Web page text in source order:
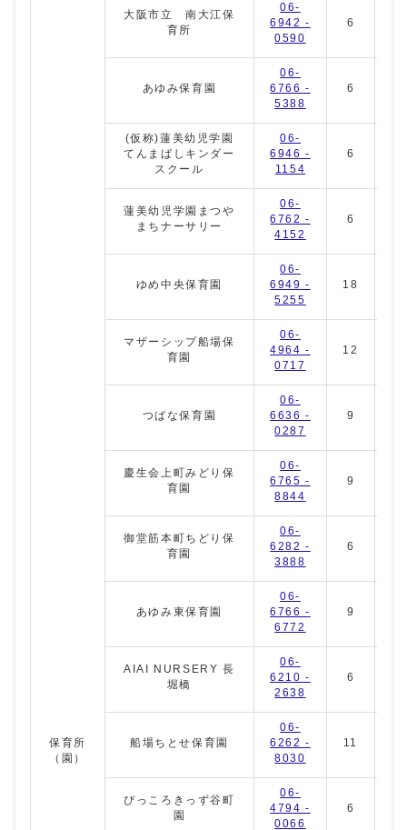
保育所
（園）
大阪市立 南大江保
育所
06-
6942 -
0590
6
あゆみ保育園
06-
6766 -
5388
6
(仮称)蓮美幼児学園
てんまばしキンダー
スクール
06-
6946 -
1154
6
蓮美幼児学園まつや
まちナーサリー
06-
6762 -
4152
6
ゆめ中央保育園
06-
6949 -
5255
18
マザーシップ船場保
育園
06-
4964 -
0717
12
つばな保育園
06-
6636 -
0287
9
慶生会上町みどり保
育園
06-
6765 -
8844
9
御堂筋本町ちどり保
育園
06-
6282 -
3888
6
あゆみ東保育園
06-
6766 -
6772
9
AIAI NURSERY 長
堀橋
06-
6210 -
2638
6
船場ちとせ保育園
06-
6262 -
8030
11
ぴっころきっず谷町
園
06-
4794 -
0066
6